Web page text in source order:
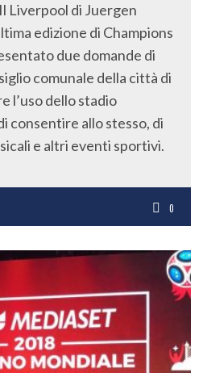
Liverpool di Juergen
edizione di Champions
due domande di
comunale della città di
l’uso dello stadio
consentire allo stesso, di
e altri eventi sportivi.
0